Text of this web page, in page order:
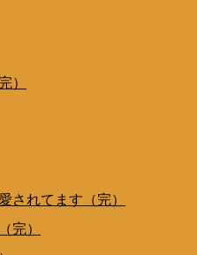
）
されてます（完）
完）